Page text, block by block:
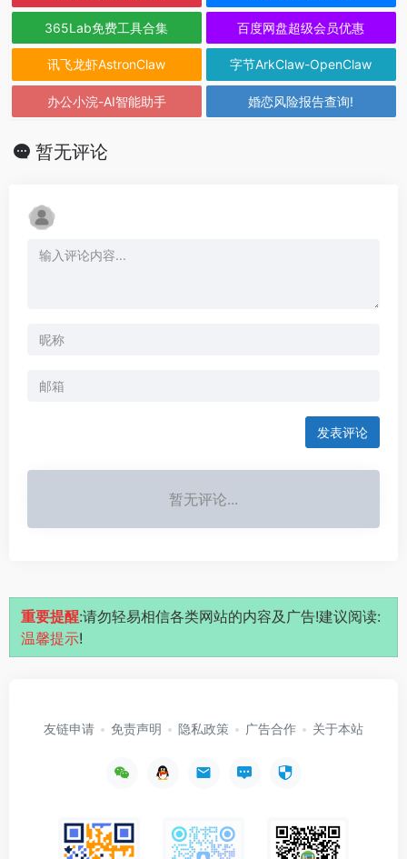
365Lab免费工具合集 百度网盘超级会员优惠
讯飞龙虾AstronClaw 字节ArkClaw-OpenClaw
办公小浣-AI智能助手 婚恋风险报告查询!
暂无评论
发表评论
暂无评论...
重要提醒:请勿轻易相信各类网站的内容及广告!建议阅读:
温馨提示!
友链申请 免责声明 隐私政策 广告合作 关于本站